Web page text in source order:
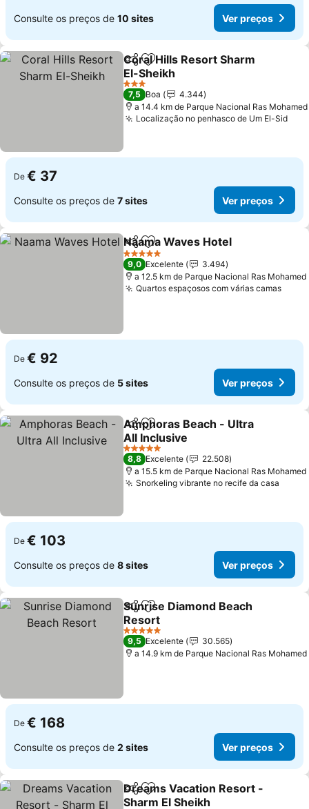
Consulte os preços de 10 sites Ver preços
PartilharAdicionar aos favoritos
Coral Hills Resort Sharm
El-Sheikh
3 Estrelas
7,5 Boa
4.344
a 14.4 km de Parque Nacional Ras Mohamed
Localização no penhasco de Um El-Sid
De € 37
Consulte os preços de 7 sites Ver preços
PartilharAdicionar aos favoritos
Naama Waves Hotel
5 Estrelas
9,0 Excelente
3.494
a 12.5 km de Parque Nacional Ras Mohamed
Quartos espaçosos com várias camas
De € 92
Consulte os preços de 5 sites Ver preços
PartilharAdicionar aos favoritos
Amphoras Beach - Ultra
All Inclusive
5 Estrelas
8,8 Excelente
22.508
a 15.5 km de Parque Nacional Ras Mohamed
Snorkeling vibrante no recife da casa
De € 103
Consulte os preços de 8 sites Ver preços
PartilharAdicionar aos favoritos
Sunrise Diamond Beach
Resort
5 Estrelas
9,5 Excelente
30.565
a 14.9 km de Parque Nacional Ras Mohamed
De € 168
Consulte os preços de 2 sites Ver preços
PartilharAdicionar aos favoritos
Dreams Vacation Resort -
Sharm El Sheikh